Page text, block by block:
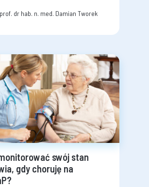
prof. dr hab. n. med. Damian Tworek
swój stan
gdy choruję na